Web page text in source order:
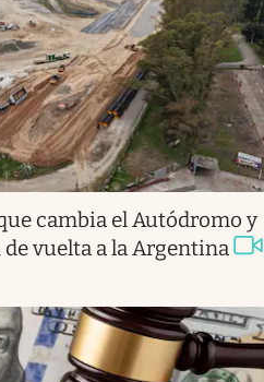
cambia el Autódromo y
vuelta a la Argentina